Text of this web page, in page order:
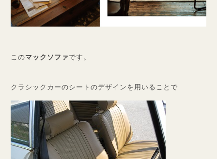
このマックソファです。
クラシックカーのシートのデザインを用いることで